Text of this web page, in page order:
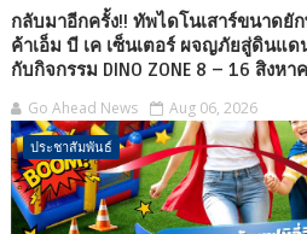
กลับมาอีกครั้ง!! ทัพไดโนเสาร์ขนาดยั
ค้าเอ็ม บี เค เซ็นเตอร์ ผจญภัยสู่ดินแ
กับกิจกรรม DINO ZONE 8 – 16 สิงห
Go Ahead News Aug 06, 2026
ประชาสัมพันธ์